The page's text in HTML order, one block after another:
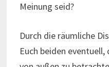
Meinung seid?
Durch die räumliche
Euch beiden